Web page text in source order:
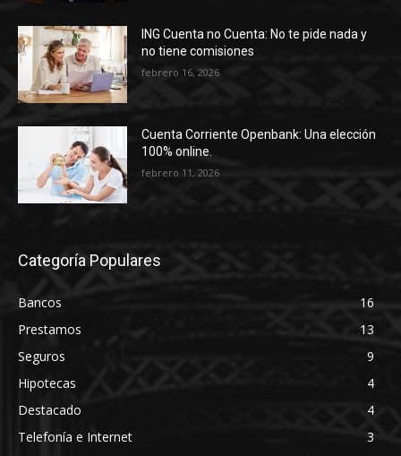
ING Cuenta no Cuenta: No te pide nada y
no tiene comisiones
febrero 16, 2026
Cuenta Corriente Openbank: Una elección
100% online.
febrero 11, 2026
Categoría Populares
Bancos
16
Prestamos
13
Seguros
9
Hipotecas
4
Destacado
4
Telefonía e Internet
3